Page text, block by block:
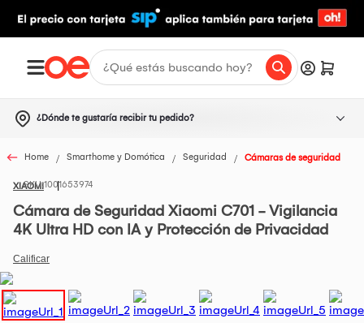
¿Dónde te gustaría recibir tu pedido?
Home Smarthome y Domótica Seguridad Cámaras de seguridad
XIAOMI1001653974
Cámara de Seguridad Xiaomi C701 - Vigilancia
4K Ultra HD con IA y Protección de Privacidad